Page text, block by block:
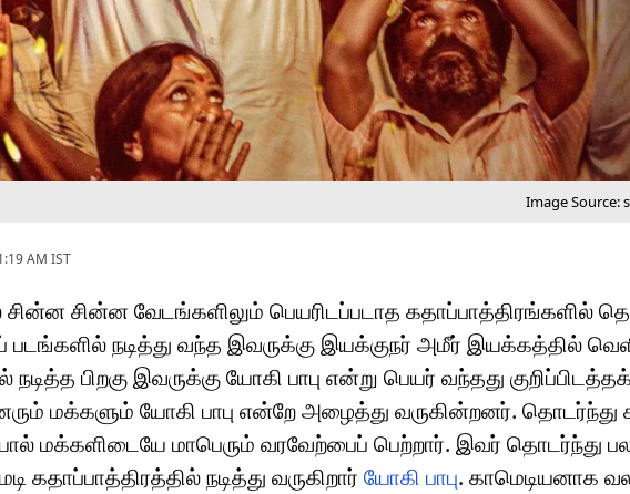
Image Source:
AM IST
சின்ன வேடங்களிலும் பெயரிடப்படாத கதாப்பாத்திரங்களில்
படங்களில் நடித்து வந்த இவருக்கு இயக்குநர் அமீர் இயக்கத்தில்
பிறகு இவருக்கு யோகி பாபு என்று பெயர் வந்தது
மக்களும் யோகி பாபு என்றே அழைத்து வருகின்றனர். தொடர்ந்து
மக்களிடையே மாபெரும் வரவேற்பைப் பெற்றார். இவர் தொடர்ந்து
நடித்து வருகிறார் யோகி பாபு. காமெடியனாக